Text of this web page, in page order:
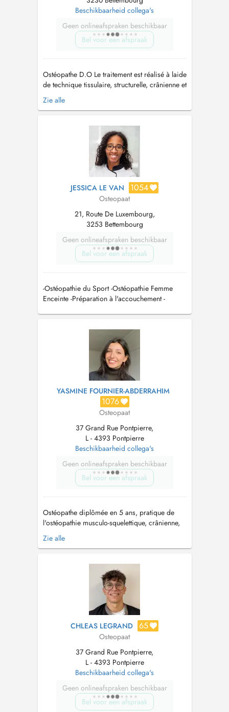
Beschikbaarheid collega's
Geen onlineafspraken beschikbaar
Bel voor een afspraak
Ostéopathe D.O Le traitement est réalisé à laide
de technique tissulaire, structurelle, crânienne et
viscérale. Motifs de consultation : Nourrisson :
trouble du sommeil, colique, régurgitation,
cervicalgie, dorsalgie, lombalgie, post-entorse,
Zie alle
JESSICA LE VAN 1054
Osteopaat
21, Route De Luxembourg,
3253 Bettembourg
Geen onlineafspraken beschikbaar
Bel voor een afspraak
-Ostéopathie du Sport -Ostéopathie Femme
Enceinte -Préparation à l'accouchement -
YASMINE FOURNIER-ABDERRAHIM
1076
Osteopaat
37 Grand Rue Pontpierre,
L - 4393 Pontpierre
Beschikbaarheid collega's
Geen onlineafspraken beschikbaar
Bel voor een afspraak
Ostéopathe diplômée en 5 ans, pratique de
l'ostéopathie musculo-squelettique, crânienne,
viscérale, sportive... avec une spécialisation en
périnatalité et pédiatrie. Diplômée du
Paris en 5 ans. Expériences en service
hospitalier : - Service de m...
Zie alle
CHLEAS LEGRAND 65
Osteopaat
37 Grand Rue Pontpierre,
L - 4393 Pontpierre
Beschikbaarheid collega's
Geen onlineafspraken beschikbaar
Bel voor een afspraak